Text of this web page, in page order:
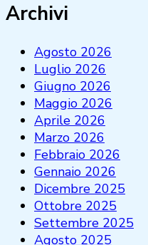
Archivi
Agosto 2026
Luglio 2026
Giugno 2026
Maggio 2026
Aprile 2026
Marzo 2026
Febbraio 2026
Gennaio 2026
Dicembre 2025
Ottobre 2025
Settembre 2025
Agosto 2025